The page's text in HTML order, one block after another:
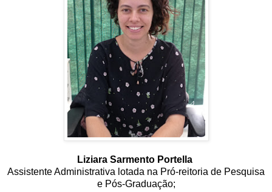
Liziara Sarmento Portella
Assistente Administrativa lotada na Pró-reitoria de Pesquisa
e Pós-Graduação;